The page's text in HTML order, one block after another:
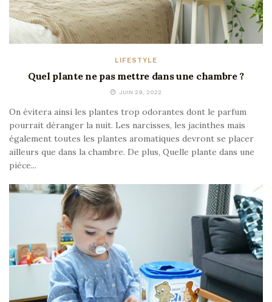
LIFESTYLE
Quel plante ne pas mettre dans une chambre ?
JUIN 29, 2022
On évitera ainsi les plantes trop odorantes dont le parfum
pourrait déranger la nuit. Les narcisses, les jacinthes mais
également toutes les plantes aromatiques devront se placer
ailleurs que dans la chambre. De plus, Quelle plante dans une
pièce...